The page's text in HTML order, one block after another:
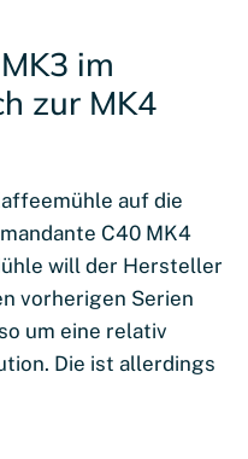
im
zur MK4
auf die
C40 MK4
will der Hersteller
vorherigen Serien
um eine relativ
Die ist allerdings